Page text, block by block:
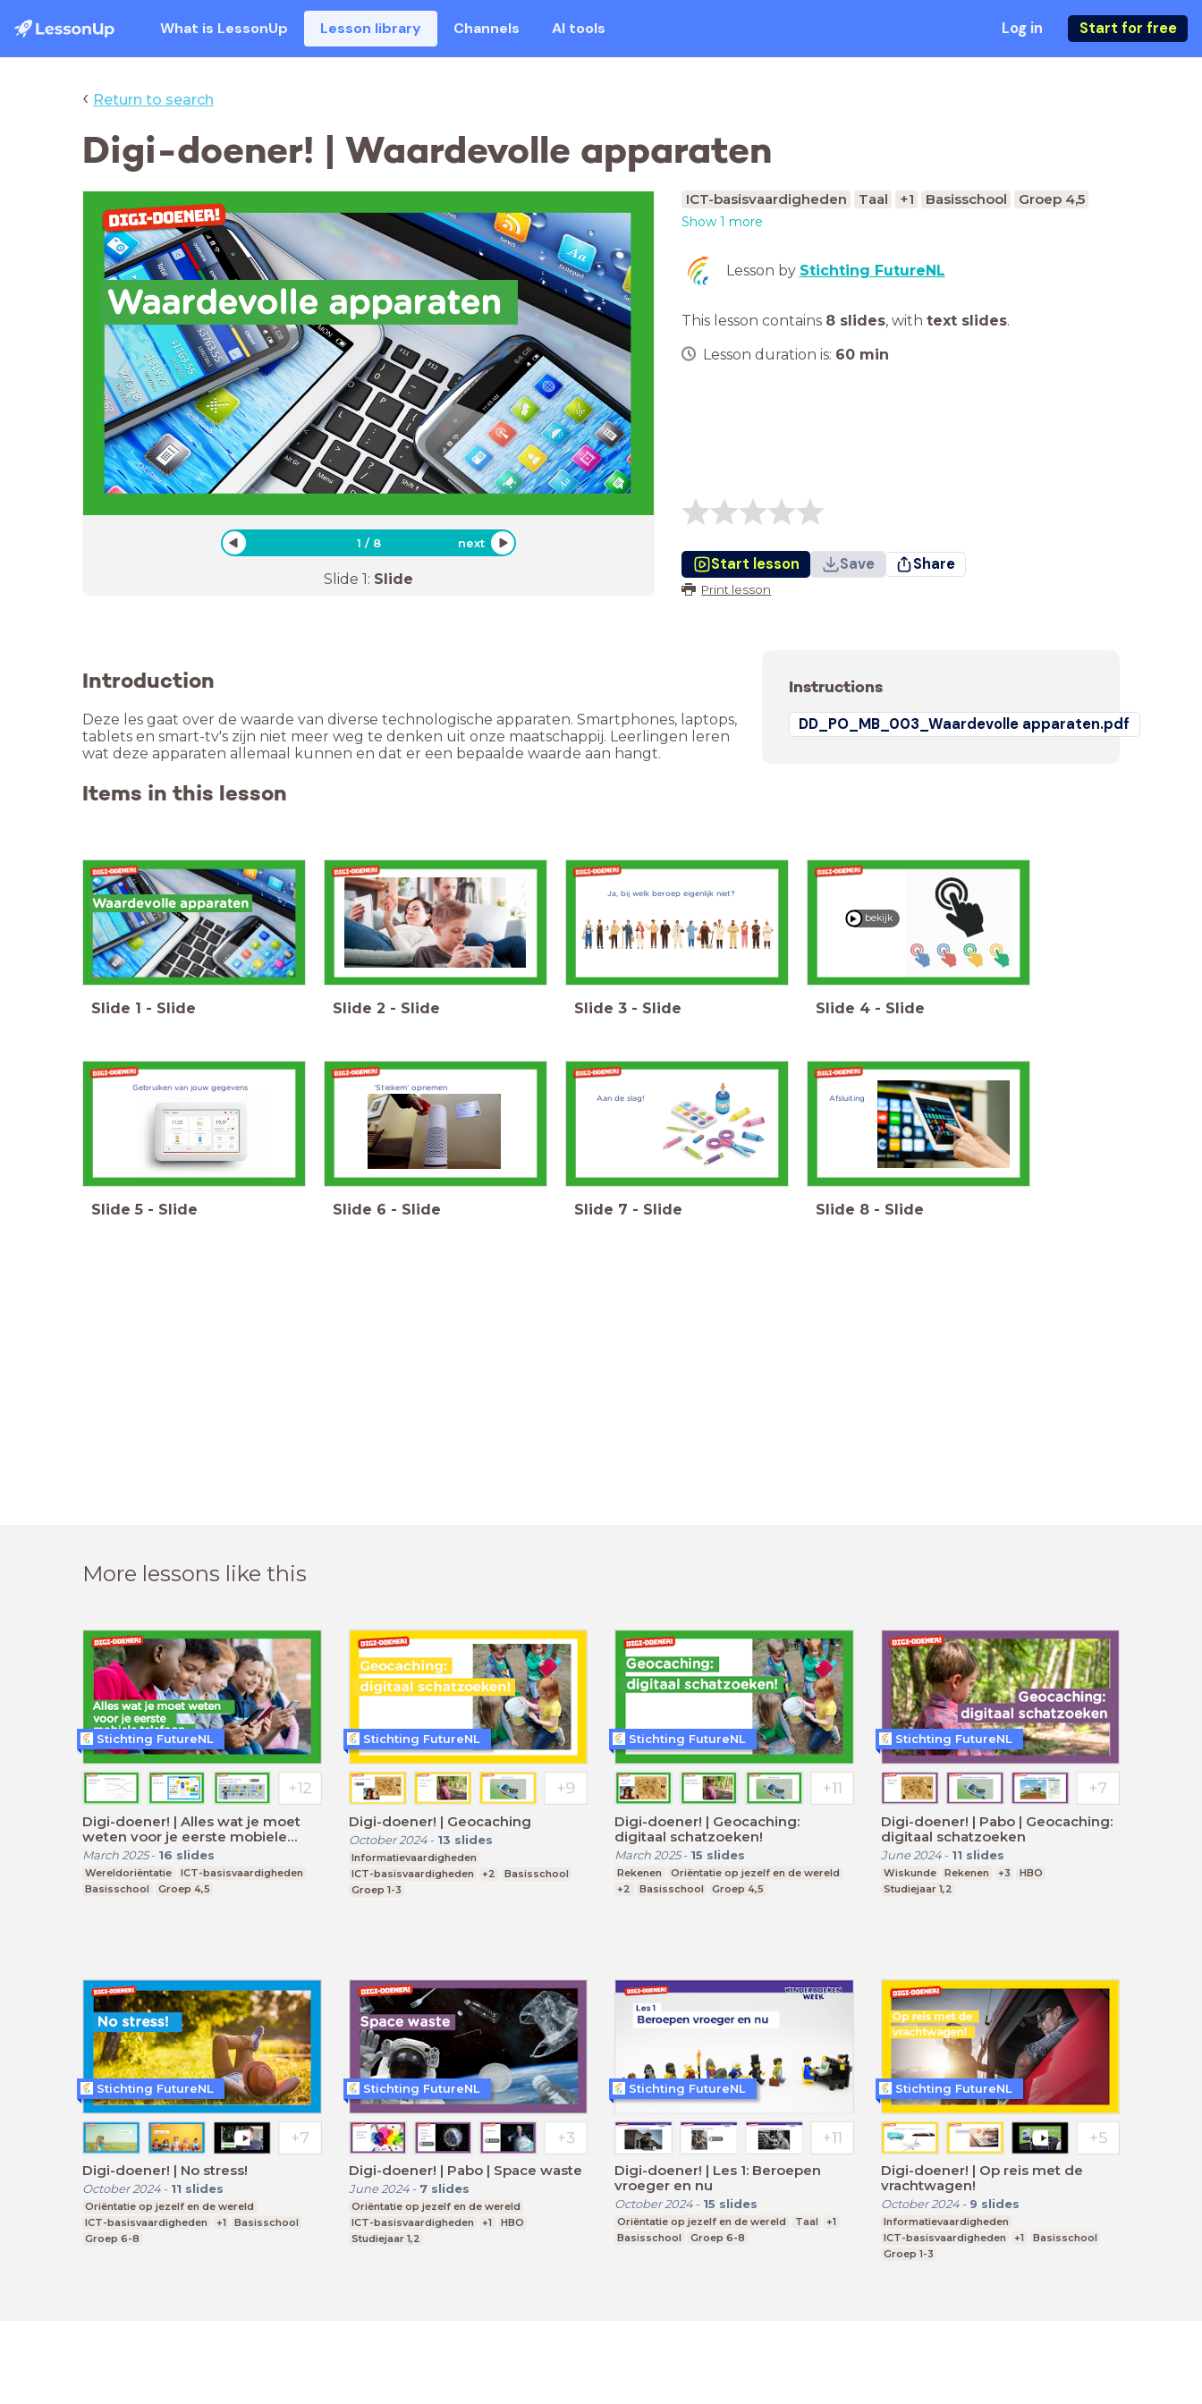
What is LessonUp Lesson library Channels AI tools Log in Start for free
‹ Return to search
Digi-doener! | Waardevolle apparaten
Waardevolle apparaten
1 / 8 next
Slide 1: Slide
ICT-basisvaardigheden Taal +1 Basisschool Groep 4,5
Show 1 more
Lesson by Stichting FutureNL
This lesson contains 8 slides, with text slides.
Lesson duration is: 60 min
Start lesson Save Share
Print lesson
Introduction
Deze les gaat over de waarde van diverse technologische apparaten. Smartphones, laptops,
tablets en smart-tv's zijn niet meer weg te denken uit onze maatschappij. Leerlingen leren
wat deze apparaten allemaal kunnen en dat er een bepaalde waarde aan hangt.
Instructions
DD_PO_MB_003_Waardevolle apparaten.pdf
Items in this lesson
Waardevolle apparaten
Slide 1 - Slide Slide 2 - Slide
Ja, bij welk beroep eigenlijk niet?
Slide 3 - Slide
bekijk
Slide 4 - Slide
Gebruiken van jouw gegevens
Slide 5 - Slide
‘Stiekem’ opnemen
Slide 6 - Slide
Aan de slag!
Slide 7 - Slide
Afsluiting
Slide 8 - Slide
More lessons like this
Digi-doener! | Alles wat je moet
weten voor je eerste mobiele
telefoon | Deel 1
March 2025- 16 slides
Wereldoriëntatie
ICT-basisvaardigheden
Basisschool
Groep 4,5
Stichting FutureNL
Digi-doener! | Geocaching
October 2024- 13 slides
Informatievaardigheden
ICT-basisvaardigheden
+2
Basisschool
Groep 1-3
Stichting FutureNL
Digi-doener! | Geocaching:
digitaal schatzoeken!
March 2025- 15 slides
Rekenen
Oriëntatie op jezelf en de wereld
+2
Basisschool Groep 4,5
Stichting FutureNL
Digi-doener! | Pabo | Geocaching:
digitaal schatzoeken
June 2024- 11 slides
Wiskunde Rekenen +3
HBO
Studiejaar 1,2
Stichting FutureNL
Digi-doener! | No stress!
October 2024- 11 slides
Oriëntatie op jezelf en de wereld
ICT-basisvaardigheden
+1
Basisschool
Groep 6-8
Stichting FutureNL
Digi-doener! | Pabo | Space waste
June 2024- 7 slides
Oriëntatie op jezelf en de wereld
ICT-basisvaardigheden
+1
HBO
Studiejaar 1,2
Stichting FutureNL
Digi-doener! | Les 1: Beroepen
vroeger en nu
October 2024- 15 slides
Oriëntatie op jezelf en de wereld Taal
+1
Basisschool
Groep 6-8
Stichting FutureNL
Digi-doener! | Op reis met de
vrachtwagen!
October 2024- 9 slides
Informatievaardigheden
ICT-basisvaardigheden
+1
Basisschool
Groep 1-3
Stichting FutureNL